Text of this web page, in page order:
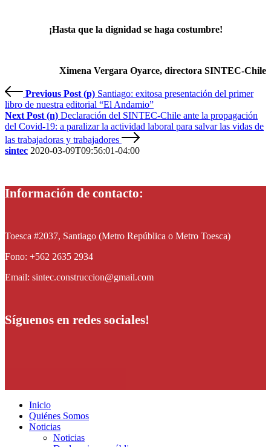
¡Hasta que la dignidad se haga costumbre!
Ximena Vergara Oyarce, directora SINTEC-Chile
Previous Post (p) Santiago: exitosa presentación del primer
libro de nuestra editorial “El Andamio”
Next Post (n) Declaración del SINTEC-Chile ante la propagación
del Covid-19: a paralizar la actividad laboral para salvar las vidas de
las trabajadoras y trabajadores
sintec 2020-03-09T09:56:01-04:00
Información de contacto:
Toesca #2037, Santiago (Metro República o Metro Toesca)
Fono: +562 2635 2934
Email: sintec.construccion@gmail.com
Síguenos en redes sociales!
Inicio
Quiénes Somos
Noticias
Noticias